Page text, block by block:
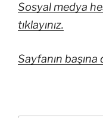
Sosyal medya
tıklayınız.
Sayfanın başına